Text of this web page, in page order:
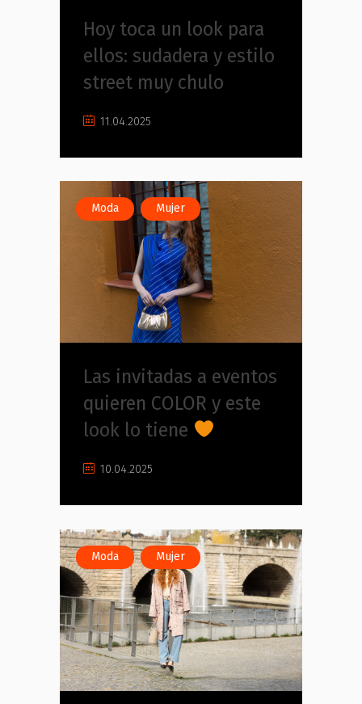
Hoy toca un look para
ellos: sudadera y estilo
street muy chulo
11.04.2025
Moda
,
Mujer
Las invitadas a eventos
quieren COLOR y este
look lo tiene
10.04.2025
Moda
,
Mujer